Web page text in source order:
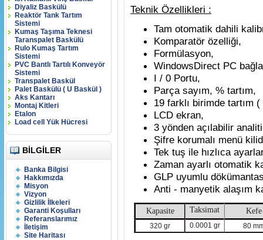
Diyaliz Baskülü
Reaktör Tank Tartım
Sistemi
Kumaş Taşıma Teknesi
Taranspalet Baskülü
Rulo Kumaş Tartım
Sistemi
PVC Bantlı Tartılı Konveyör
Sistemi
Transpalet Baskül
Palet Baskülü ( U Baskül )
Aks Kantarı
Montaj Kitleri
Etalon
Load cell Yük Hücresi
BILGILER
Banka Bilgisi
Hakkımızda
Misyon
Vizyon
Gizlilik İlkeleri
Garanti Koşulları
Referanslarımız
İletişim
Site Haritası
Teknik Özellikleri :
Tam otomatik dahili
Komparatör özelliği,
Formülasyon,
WindowsDirect PC
I / 0 Portu,
Parça sayım, % tartım,
19 farklı birimde tartım (
LCD ekran,
3 yönden açılabilir
Şifre korumalı menü
Tek tuş ile hızlıca
Zaman ayarlı otomatik
GLP uyumlu
Anti - manyetik alaşım
Kapasite Taksimat Kefe
320 gr 0.0001 gr 80